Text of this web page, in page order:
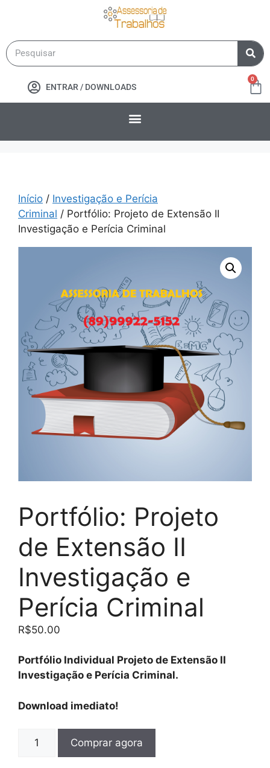
ENTRAR / DOWNLOADS
0
Início / Investigação e Perícia
Criminal / Portfólio: Projeto de Extensão II
Investigação e Perícia Criminal
Portfólio: Projeto
de Extensão II
Investigação e
Perícia Criminal
R$50.00
Portfólio Individual Projeto de Extensão II
Investigação e Perícia Criminal.
Download imediato!
Comprar agora